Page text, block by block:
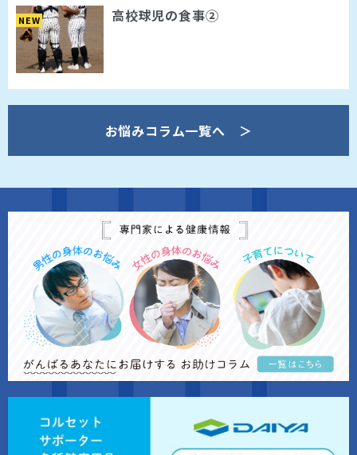
NEW 高校球児の食事②
お悩みコラム一覧へ ＞